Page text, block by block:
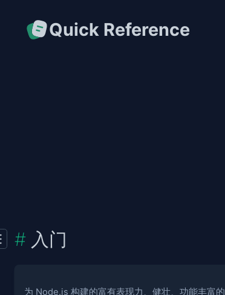
Quick Reference
入门
为 Node.js 构建的富有表现力、健壮、功能丰富的